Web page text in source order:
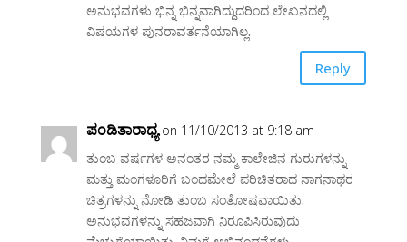
ಅನುಭವಗಳು ಭಿನ್ನ ಭಿನ್ನವಾಗಿದ್ದುದರಿಂದ ಲೇಖನದಲ್ಲಿ
ವಿಷಯಗಳ ಪುನರಾವರ್ತನೆಯಾಗಿಲ್ಲ.
Reply
ಪಂಡಿತಾರಾಧ್ಯ on 11/10/2013 at 9:18 am
ತುಂಬ ವರ್ಷಗಳ ಅನಂತರ ನಮ್ಮ ಕಾಲೇಜಿನ ಗುರುಗಳನ್ನು
ಮತ್ತು ಮಂಗಳೂರಿಗೆ ಬಂದಮೇಲೆ ಪರಿಚಿತರಾದ ನಾಗನಾಥರ
ಚಿತ್ರಗಳನ್ನು ನೋಡಿ ತುಂಬ ಸಂತೋಷವಾಯಿತು.
ಅನುಭವಗಳನ್ನು ಸಹಜವಾಗಿ ನಿರೂಪಿಸಿರುವುದು